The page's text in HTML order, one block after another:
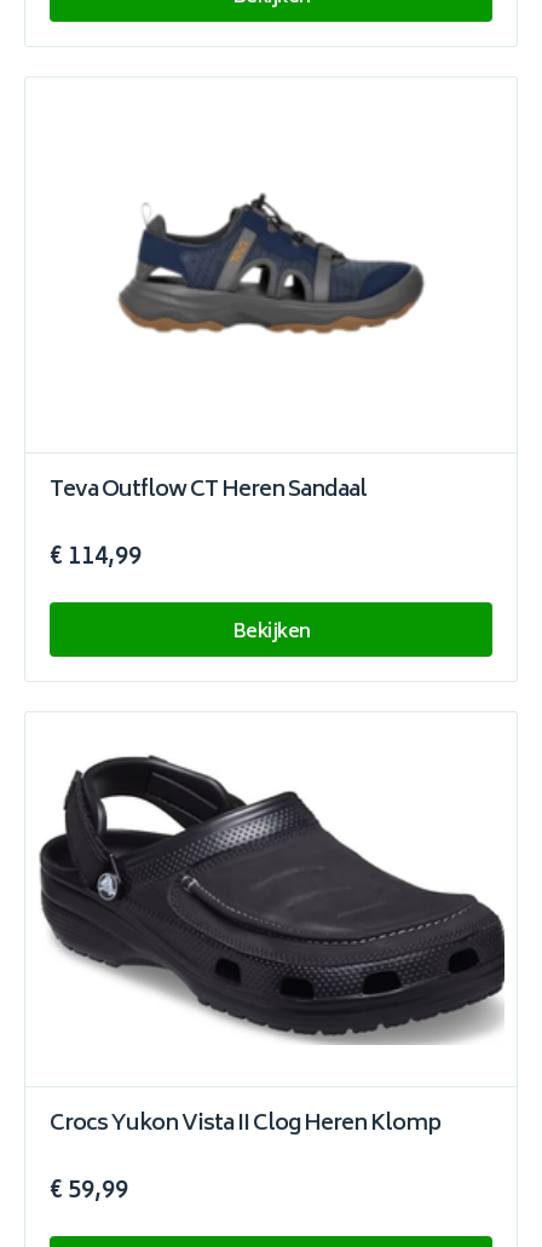
Teva Outflow CT Heren Sandaal
€ 114,99
Bekijken
Crocs Yukon Vista II Clog Heren Klomp
€ 59,99